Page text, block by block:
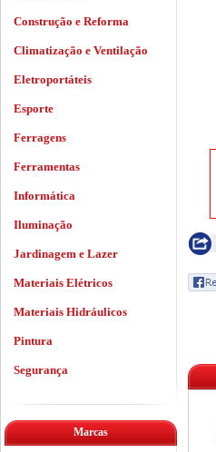
Construção e Reforma
Climatização e Ventilação
Eletroportáteis
Esporte
Ferragens
Ferramentas
Informática
Iluminação
Jardinagem e Lazer
Materiais Elétricos
Materiais Hidráulicos
Pintura
Segurança
Marcas